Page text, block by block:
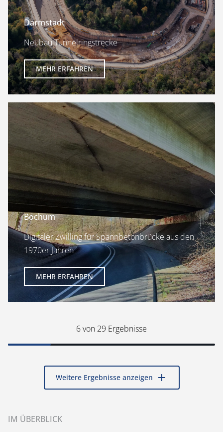
Darmstadt
Neubau Tunnelringstrecke
MEHR ERFAHREN
Bochum
Digitaler Zwilling für Spannbetonbrücke aus den
1970er Jahren
MEHR ERFAHREN
6von 29 Ergebnisse
Weitere Ergebnisse anzeigen add
IM ÜBERBLICK